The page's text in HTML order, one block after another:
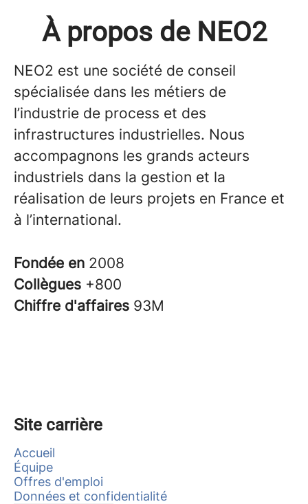
À propos de NEO2
NEO2 est une société de conseil
spécialisée dans les métiers de
l’industrie de process et des
infrastructures industrielles. Nous
accompagnons les grands acteurs
industriels dans la gestion et la
réalisation de leurs projets en France et
à l’international.
Fondée en 2008
Collègues +800
Chiffre d'affaires 93M
Site carrière
Accueil
Équipe
Offres d'emploi
Données et confidentialité